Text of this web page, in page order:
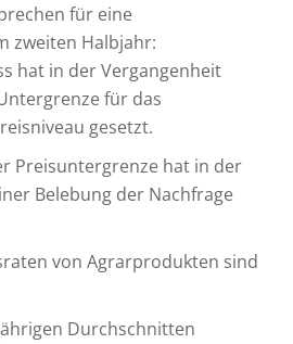
für eine
zweiten Halbjahr:
hat in der Vergangenheit
für das
gesetzt.
Preisuntergrenze hat in der
Belebung der Nachfrage
von Agrarprodukten sind
Durchschnitten